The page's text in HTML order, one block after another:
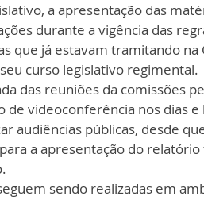
a apresentação das
durante a vigência das
que já estavam tramitando na
curso legislativo regimental.
das reuniões da comissões
videoconferência nos dias
audiências públicas, desde
a apresentação do
sendo realizadas em